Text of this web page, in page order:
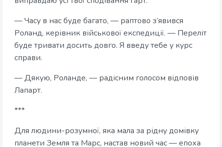
— Часу в нас буде багато, — раптово з’явився
Роланд, керівник військової експедиції. — Переліт
буде тривати досить довго. Я введу тебе у курс
справи.
— Дякую, Роланде, — радісним голосом відповів
Лапарт.
***
Для людини-розумної, яка мала за рідну домівку
планети Земля та Марс, настав новий час — епоха